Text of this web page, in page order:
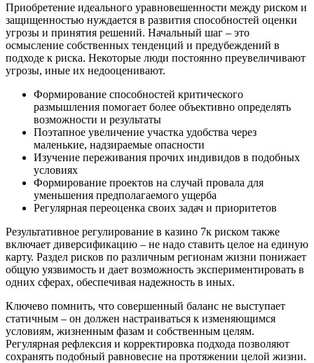
Приобретение идеального уравновешенности между риском и
защищенностью нуждается в развития способностей оценки
угрозы и принятия решений. Начальный шаг – это
осмысление собственных тенденций и предубеждений в
подходе к риска. Некоторые люди постоянно преувеличивают
угрозы, иные их недооценивают.
Формирование способностей критического
размышления помогает более объективно определять
возможности и результаты
Поэтапное увеличение участка удобства через
маленькие, надзираемые опасности
Изучение переживания прочих индивидов в подобных
условиях
Формирование проектов на случай провала для
уменьшения предполагаемого ущерба
Регулярная переоценка своих задач и приоритетов
Результативное регулирование в казино 7к риском также
включает диверсификацию – не надо ставить целое на единую
карту. Раздел рисков по различным регионам жизни понижает
общую уязвимость и дает возможность экспериментировать в
одних сферах, обеспечивая надежность в иных.
Ключево помнить, что совершенный баланс не выступает
статичным – он должен настраиваться к изменяющимся
условиям, жизненным фазам и собственным целям.
Регулярная рефлексия и корректировка подхода позволяют
сохранять подобный равновесие на протяжении целой жизни.